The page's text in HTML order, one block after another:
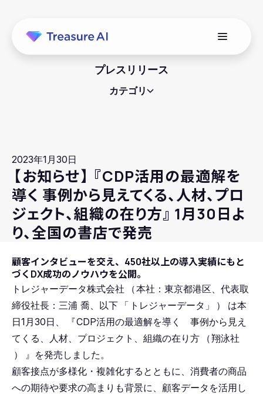
プレスリリース
カテゴリ
2023年1月30日
【お知らせ】 『CDP活用の最適解を
導く 事例から見えてくる、人材、プロ
ジェクト、組織の在り方』 1月30日よ
り、全国の書店で発売
顧客インタビューを交え、450社以上の導入実績にもと
づくDX成功のノウハウを公開。
トレジャーデータ株式会社 （本社：東京都港区、代表取
締役社長：三浦 喬、以下 「 トレジャーデータ」 ）
は本
日1月30日、
『CDP活用の最適解を導く 事例から見え
てくる、人材、プロジェクト、組織の在り方
（翔泳社
）
』を発売しました。
顧客接点が多様化・複雑化するとともに、消費者の商品
への期待や要求の高まりも背景に、顧客データを活用し